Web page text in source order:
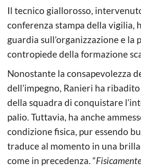
Il tecnico giallorosso,
conferenza stampa della vigilia,
guardia sull’organizzazione e la
contropiede della formazione
Nonostante la consapevolezza
dell’impegno, Ranieri ha
della squadra di conquistare
palio. Tuttavia, ha anche
condizione fisica, pur essendo
traduce al momento in una
come in precedenza. “